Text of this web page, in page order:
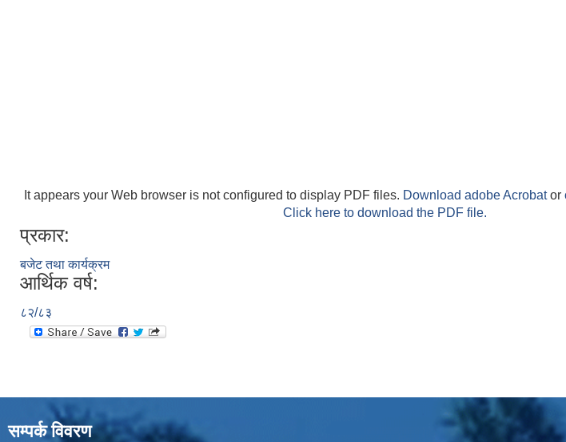
It appears your Web browser is not configured to display PDF files. Download adobe Acrobator
Click here to download the PDF file.
प्रकार:
बजेट तथा कार्यक्रम
आर्थिक वर्ष:
८२/८३
सम्पर्क विवरण